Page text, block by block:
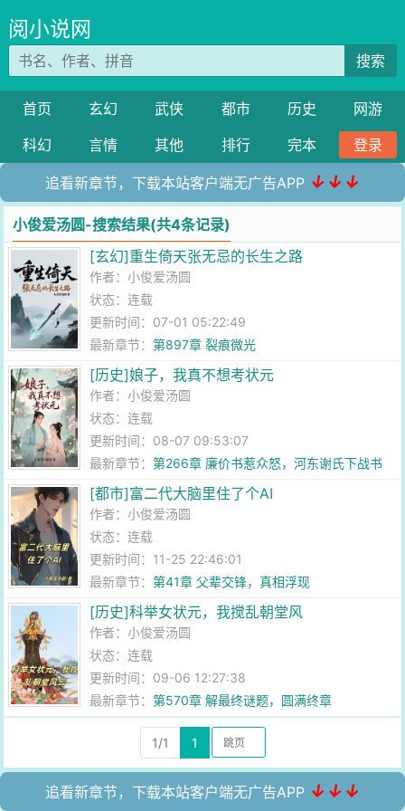
阅小说网
搜索
首页 玄幻 武侠 都市 历史
网游
科幻
言情 其他 排行 完本 登录
追看新章节，下载本站客户端无广告APP ↓↓↓
小俊爱汤圆-搜索结果(共4条记录)
[玄幻]重生倚天张无忌的长生之路
作者： 小俊爱汤圆
状态：连载
更新时间：07-01 05:22:49
最新章节：第897章 裂痕微光
[历史]娘子，我真不想考状元
作者： 小俊爱汤圆
状态：连载
更新时间：08-07 09:53:07
最新章节：第266章 廉价书惹众怒，河东谢氏下战书
[都市]富二代大脑里住了个AI
作者： 小俊爱汤圆
状态：连载
更新时间：11-25 22:46:01
最新章节：第41章 父辈交锋，真相浮现
[历史]科举女状元，我搅乱朝堂风
作者： 小俊爱汤圆
状态：连载
更新时间：09-06 12:27:38
最新章节：第570章 解最终谜题，圆满终章
1/1 1
追看新章节，下载本站客户端无广告APP ↓↓↓